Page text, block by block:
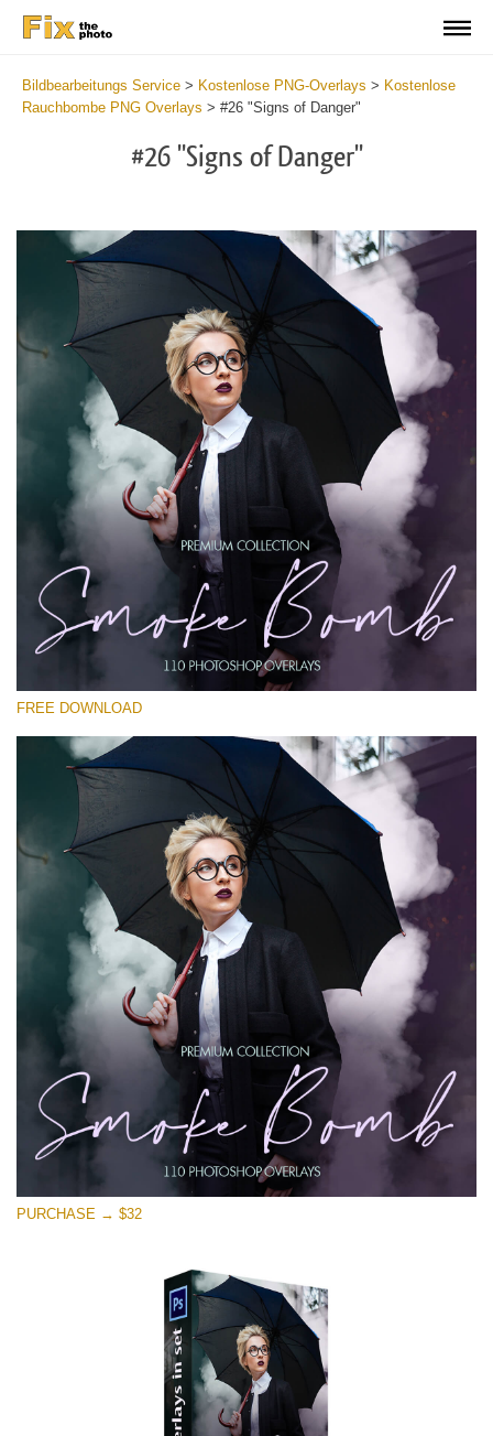
Bildbearbeitungs Service > Kostenlose PNG-Overlays > Kostenlose
Rauchbombe PNG Overlays > #26 "Signs of Danger"
#26 "Signs of Danger"
Bitte wählen Sie
Free PNG Overlay #26
Small 800*533px
Smoke Bomb
(110 Overlays)
4 Seasons (411 Overlays)
Entire Collection
(1783 Overlays)
Large 6000*4000px
Kostenloser Download
FREE DOWNLOAD
PURCHASE → $32